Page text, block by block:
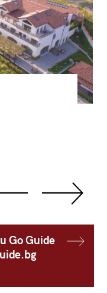
Go Guide